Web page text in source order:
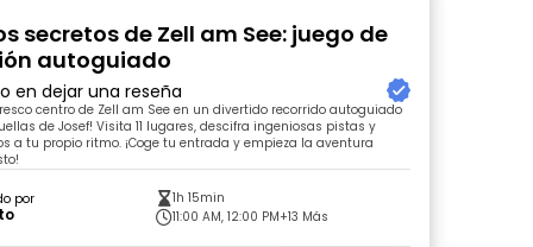
secretos de Zell am See: juego de
autoguiado
en dejar una reseña
centro de Zell am See en un divertido recorrido autoguiado
de Josef! Visita 11 lugares, descifra ingeniosas pistas y
a tu propio ritmo. ¡Coge tu entrada y empieza la aventura
por
1h 15min
11:00 AM, 12:00 PM+13 Más